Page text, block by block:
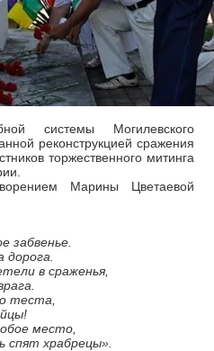
системы Могилевского
реконструкцией сражения
торжественного митинга
Марины Цветаевой
забвенье.
дорога.
в сраженья,
теста,
место,
спят храбрецы».